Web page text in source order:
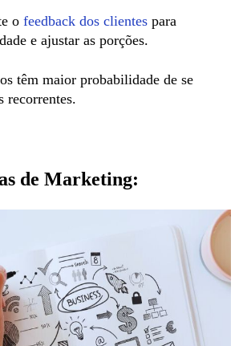
o feedback dos clientes para
e ajustar as porções.
têm maior probabilidade de se
recorrentes.
de Marketing: